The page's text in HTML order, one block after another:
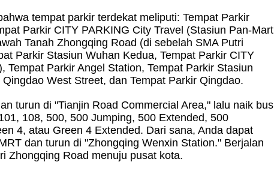
tempat parkir terdekat meliputi: Tempat Parkir
Parkir CITY PARKING City Travel (Stasiun Pan-Mart
Tanah Zhongqing Road (di sebelah SMA Putri
Parkir Stasiun Wuhan Kedua, Tempat Parkir CITY
Parkir Angel Station, Tempat Parkir Stasiun
West Street, dan Tempat Parkir Qingdao.
turun di "Tianjin Road Commercial Area," lalu naik bus
108, 500, 500 Jumping, 500 Extended, 500
4, atau Green 4 Extended. Dari sana, Anda dapat
dan turun di "Zhongqing Wenxin Station." Berjalan
Zhongqing Road menuju pusat kota.